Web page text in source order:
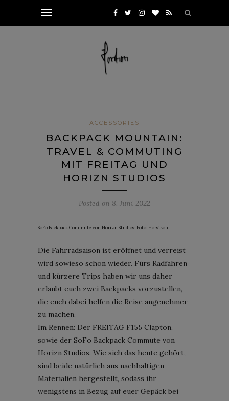
ACCESSORIES
BACKPACK MOUNTAIN:
TRAVEL & COMMUTING
MIT FREITAG UND
HORIZN STUDIOS
Posted on 8. Juni 2022
SoFo Backpack Commute von Horizn Studios; Foto: Horstson
Die Fahrradsaison ist eröffnet und verreist
wird sowieso schon wieder. Fürs Radfahren
und kürzere Trips haben wir uns daher
erlaubt euch zwei Backpacks vorzustellen,
die euch dabei helfen die Reise angenehmer
zu machen.
Im Rennen: Der FREITAG F155 Clapton,
sowie der SoFo Backpack Commute von
Horizn Studios. Wie sich das heute gehört,
sind beide natürlich aus nachhaltigen
Materialien hergestellt, sodass ihr
wenigstens in Bezug auf euer Gepäck bei